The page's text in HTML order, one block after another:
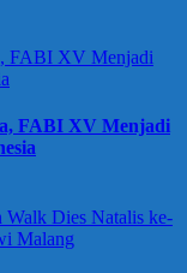
FABI XV Menjadi